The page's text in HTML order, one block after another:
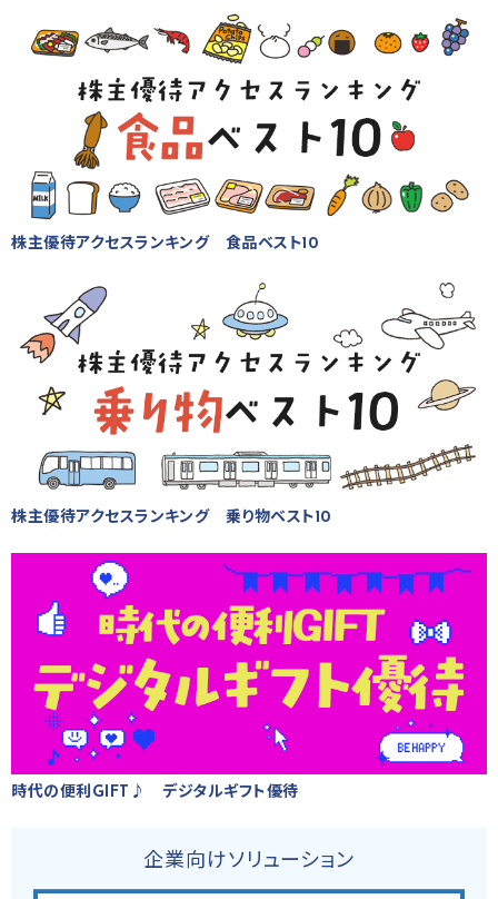
株主優待アクセスランキング 食品ベスト10
株主優待アクセスランキング 乗り物ベスト10
時代の便利GIFT♪ デジタルギフト優待
企業向けソリューション